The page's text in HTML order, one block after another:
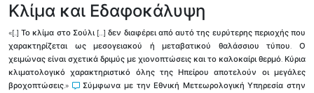
Κλίμα και Εδαφοκάλυψη
«[..] Το κλίμα στο Σούλι […] δεν διαφέρει από αυτό της ευρύτερης περιοχής που
χαρακτηρίζεται ως μεσογειακού ή μεταβατικού θαλάσσιου τύπου. Ο
χειμώνας είναι σχετικά δριμύς με χιονοπτώσεις και το καλοκαίρι θερμό. Κύρια
κλιματολογικό χαρακτηριστικό όλης της Ηπείρου αποτελούν οι μεγάλες
βροχοπτώσεις.»
Σύμφωνα με την Εθνική Μετεωρολογική Υπηρεσία στην